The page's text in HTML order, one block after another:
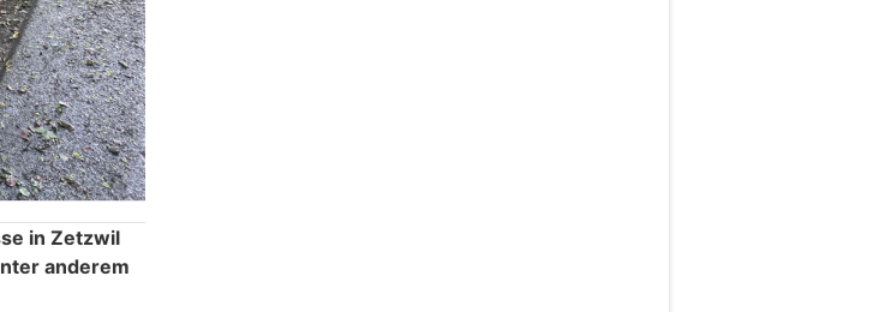
in Zetzwil
anderem